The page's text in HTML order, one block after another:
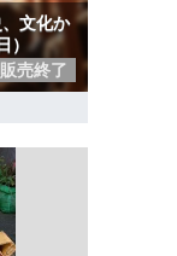
文化か
販売終了